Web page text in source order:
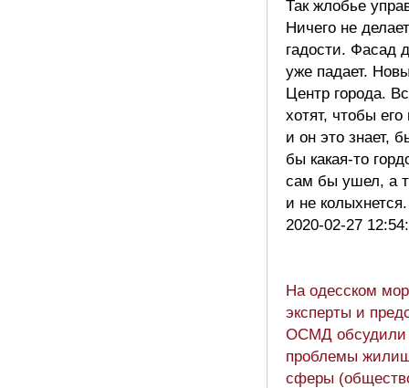
Так жлобье
Ничего не
гадости. Фасад
уже падает.
Центр города.
хотят, чтобы
и он это знает,
бы какая-то
сам бы ушел, а
и не
2020-02-27
На одесском
эксперты и
ОСМД обсудили
проблемы
сферы